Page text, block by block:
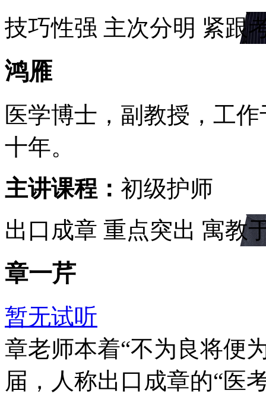
技巧性强 主次分明 紧跟
鸿雁
医学博士，副教授，工
十年。
主讲课程： 初级护师
出口成章 重点突出 寓教
章一芹
暂无试听
章老师本着“不为良将便
届，人称出口成章的“医